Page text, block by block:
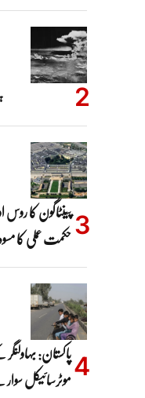
پینٹاگون کا
حکمت عملی کا
پاکستان:
موٹرسائیکل